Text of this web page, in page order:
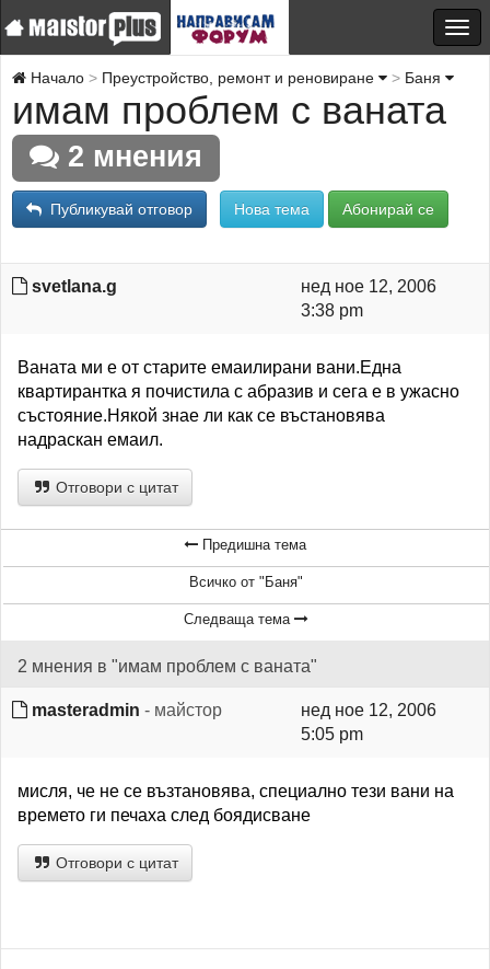
Начало Преустройство, ремонт и реновиране Баня
имам проблем с ваната
2 мнения
Публикувай отговор Нова тема Абонирай се
svetlana.g
нед ное 12, 2006
3:38 pm
Ваната ми е от старите емаилирани вани.Една
квартирантка я почистила с абразив и сега е в ужасно
състояние.Някой знае ли как се въстановява
надраскан емаил.
Отговори с цитат
Предишна тема
Всичко от "Баня"
Следваща тема
2 мнения в "имам проблем с ваната"
masteradmin - майстор
нед ное 12, 2006
5:05 pm
мисля, че не се възтановява, специално тези вани на
времето ги печаха след боядисване
Отговори с цитат